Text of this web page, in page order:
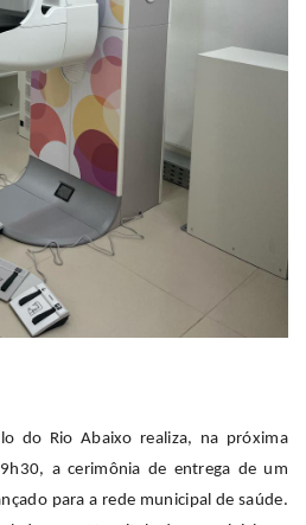
do Rio Abaixo realiza, na próxima
a cerimônia de entrega de um
para a rede municipal de saúde.